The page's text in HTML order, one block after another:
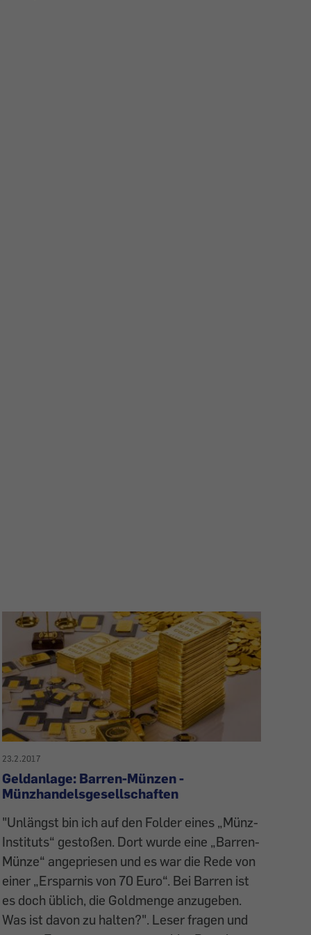
23.2.2017
Geldanlage: Barren-Münzen -
Münzhandelsgesellschaften
"Unlängst bin ich auf den Folder eines „Münz-
Instituts“ gestoßen. Dort wurde eine „Barren-
Münze“ angepriesen und es war die Rede von
einer „Ersparnis von 70 Euro“. Bei Barren ist
es doch üblich, die Goldmenge anzugeben.
Was ist davon zu halten?". Leser fragen und